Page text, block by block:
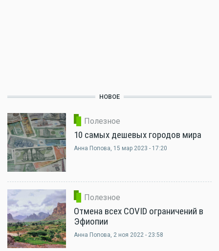
НОВОЕ
Полезное
10 самых дешевых городов мира
Анна Попова, 15 мар 2023 - 17:20
Полезное
Отмена всех COVID ограничений в
Эфиопии
Анна Попова, 2 ноя 2022 - 23:58